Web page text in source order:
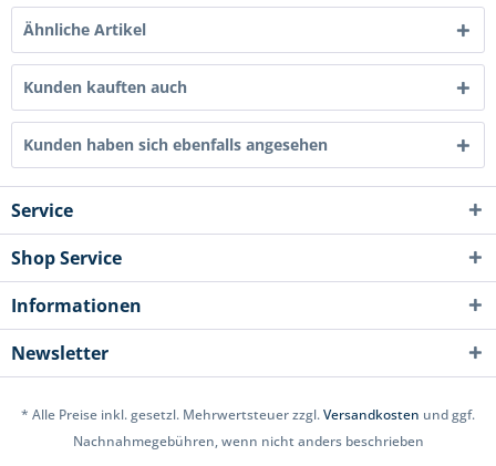
Ähnliche Artikel
Kunden kauften auch
Kunden haben sich ebenfalls angesehen
Service
Shop Service
Informationen
Newsletter
* Alle Preise inkl. gesetzl. Mehrwertsteuer zzgl.Versandkosten und ggf.
Nachnahmegebühren, wenn nicht anders beschrieben